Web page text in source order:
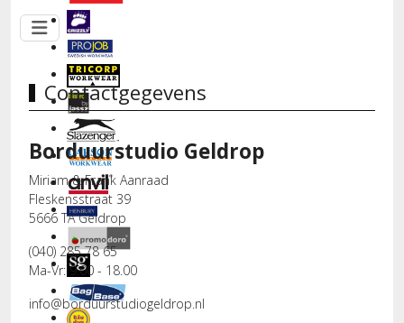
Contactgegevens
Borduurstudio Geldrop
Miriam & Frank Aanraad
Fleskensstraat 39
5666 TA Geldrop
(040) 285 78 65
Ma-Vr: 9.00 - 18.00
info@borduurstudiogeldrop.nl